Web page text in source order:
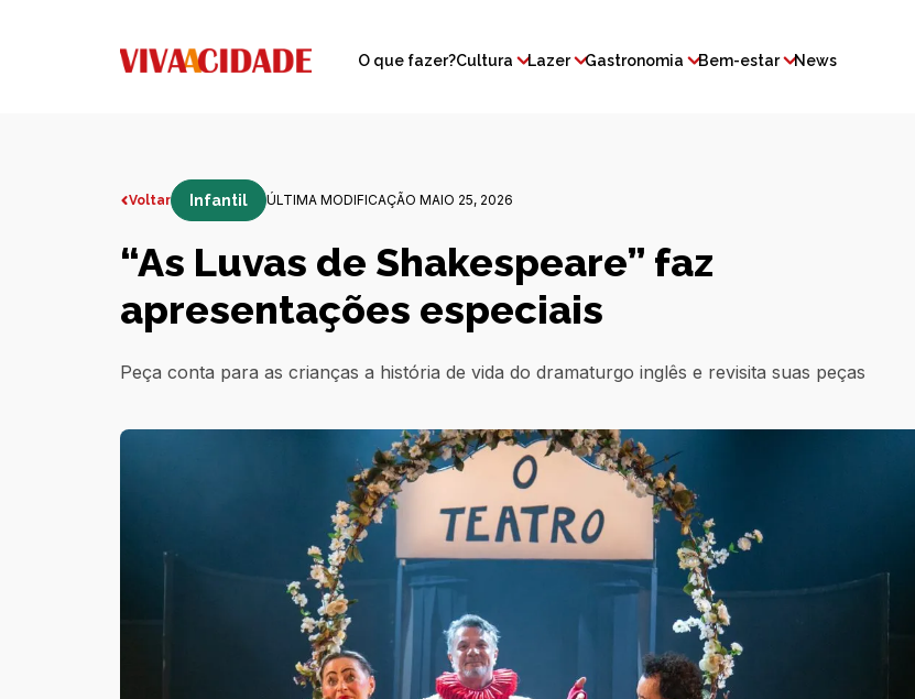
O que fazer?Cultura Lazer Gastronomia Bem-estar News
Voltar Infantil ÚLTIMA MODIFICAÇÃO MAIO 25, 2026
“As Luvas de Shakespeare” faz
apresentações especiais
Peça conta para as crianças a história de vida do dramaturgo inglês e revisita suas peças